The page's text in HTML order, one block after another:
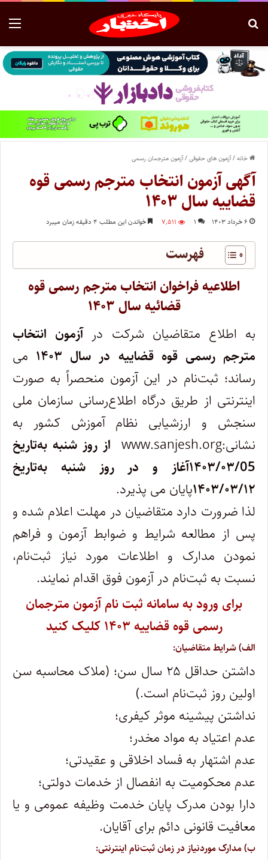
خانه/آزمون های حقوقی/آزمون مترجمان رسمی
آگهی آزمون انتخاب مترجم رسمی قوه
قضاییه سال ۱۴۰۳
۶ خرداد ۱۴۰۳ ۱ ۷,۵۱۱ خواندن این مطلب ۴ دقیقه زمان میبرد
فهرست
اطلاعیه فراخوان انتخاب مترجم رسمی قوه
قضائیه سال ۱۴۰۳
به اطلاع متقاضیان شرکت در آزمون انتخاب
مترجم رسمی قوه قضاییه در سال ۱۴۰۳
می
رساند؛ ثبت‌نام در این آزمون منحصراً به صورت
اینترنتی از طریق درگاه اطلاع‌رسانی سازمان ملی
سنجش و ارزشیابی نظام آموزش کشور به
نشانی:www.sanjesh.org
از روز شنبه به‌تاریخ
۱۴۰۳/۰۳/05آغاز و در روز شنبه به‌تاریخ
۱۴۰۳/۰۳/۱۲پایان می پذیرد.
لذا ضرورت دارد متقاضیان در مهلت اعلام شده و
پس از مطالعه شرایط و ضوابط آزمون و فراهم
نمودن مدارک و اطلاعات مورد نیاز ثبت‌نام،
نسبت به ثبت‌نام در آزمون فوق اقدام نمایند.
برای ورود به سامانه ثبت نام آزمون مترجمان
رسمی قوه قضاییه ۱۴۰۳ کلیک کنید
الف) شرایط متقاضیان:
داشتن حداقل ۲۵ سال سن؛ (ملاک محاسبه سن
اولین روز ثبت‌نام است.)
نداشتن پیشینه موثر کیفری؛
عدم اعتیاد به مواد مخدر؛
عدم اشتهار به فساد اخلاقی و عقیدتی؛
عدم محکومیت به انفصال از خدمات دولتی؛
دارا بودن مدرک پایان خدمت وظیفه عمومی و یا
معافیت قانونی دائم برای آقایان.
ب) مدارک موردنیاز در زمان ثبت‌نام اینترنتی: